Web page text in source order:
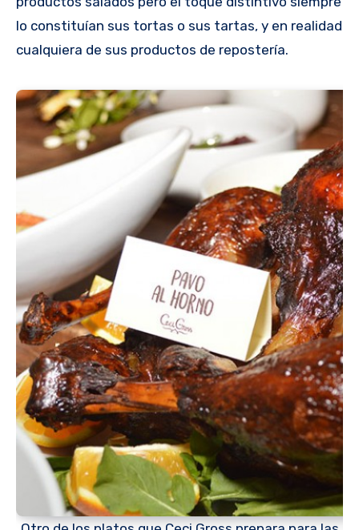
lo constituían sus tortas o sus tartas, y en realidad
cualquiera de sus productos de repostería.